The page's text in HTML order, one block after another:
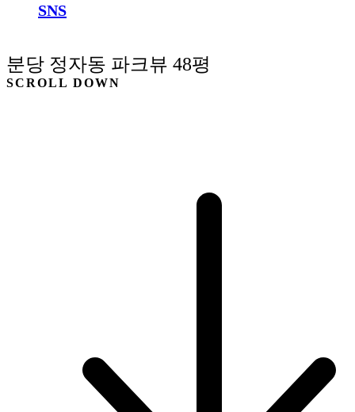
SNS
분당 정자동 파크뷰 48평
SCROLL DOWN